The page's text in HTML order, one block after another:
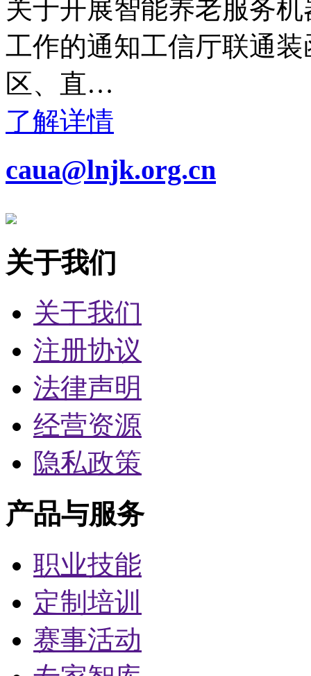
关于开展智能养老服务
工作的通知工信厅联通
区、直…
了解详情
caua@lnjk.org.cn
关于我们
关于我们
注册协议
法律声明
经营资源
隐私政策
产品与服务
职业技能
定制培训
赛事活动